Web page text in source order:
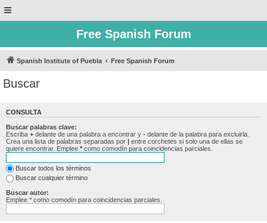
Free Spanish Forum
Spanish Institute of Puebla Free Spanish Forum
Buscar
CONSULTA
Buscar palabras clave:
Escriba + delante de una palabra a encontrar y - delante de la palabra para excluirla.
Crea una lista de palabras separadas por | entre corchetes si solo una de ellas se
quiere encontrar. Emplee * como comodín para coincidencias parciales.
Buscar todos los términos
Buscar cualquier término
Buscar autor:
Emplee * como comodín para coincidencias parciales.